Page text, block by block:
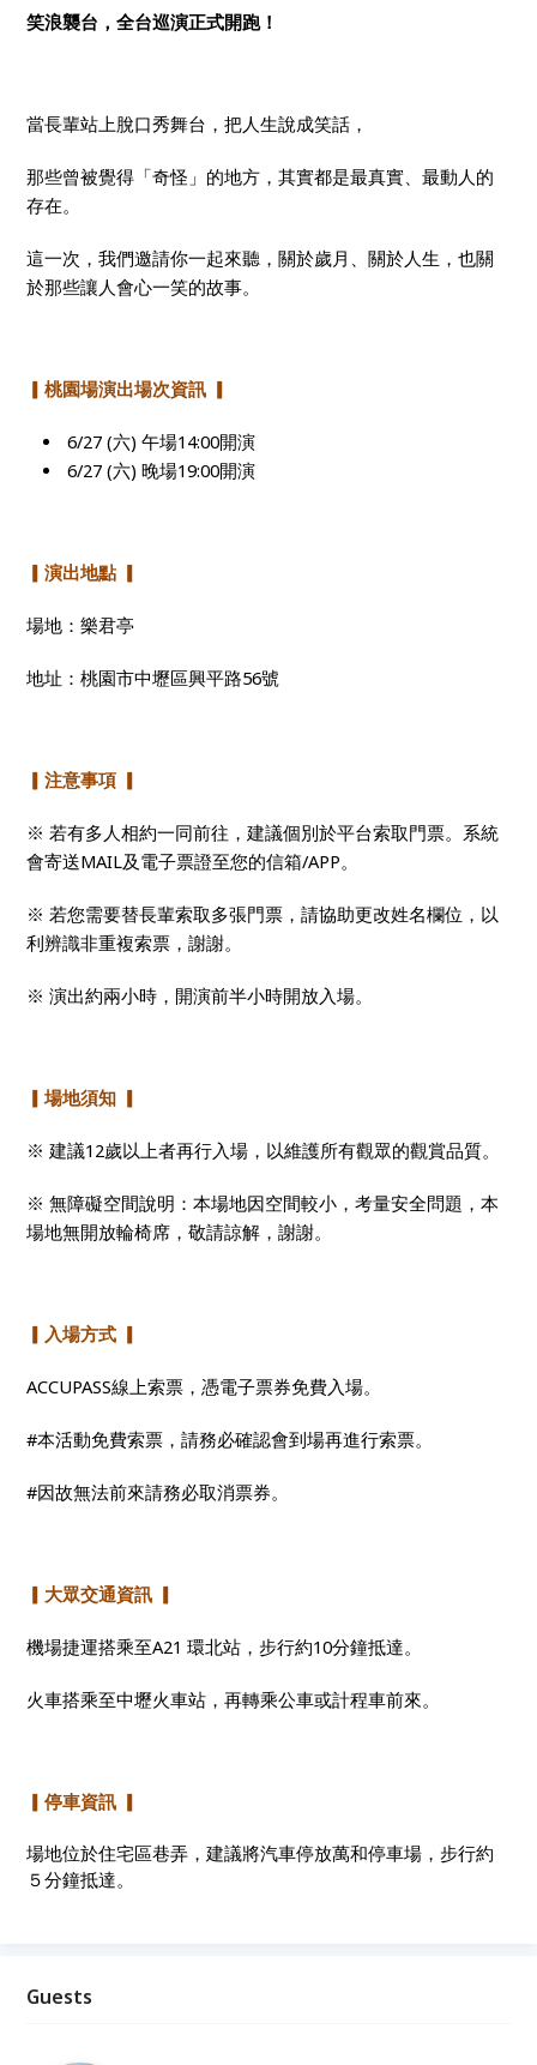
笑浪襲台，全台巡演正式開跑！
當長輩站上脫口秀舞台，把人生說成笑話，
那些曾被覺得「奇怪」的地方，其實都是最真實、最動人的
存在。
這一次，我們邀請你一起來聽，關於歲月、關於人生，也關
於那些讓人會心一笑的故事。
▎桃園場演出場次資訊 ▎
6/27 (六) 午場14:00開演
6/27 (六) 晚場19:00開演
▎演出地點 ▎
場地：樂君亭
地址：桃園市中壢區興平路56號
▎注意事項 ▎
※ 若有多人相約一同前往，建議個別於平台索取門票。系統
會寄送MAIL及電子票證至您的信箱/APP。
※ 若您需要替長輩索取多張門票，請協助更改姓名欄位，以
利辨識非重複索票，謝謝。
※ 演出約兩小時，開演前半小時開放入場。
▎場地須知 ▎
※ 建議12歲以上者再行入場，以維護所有觀眾的觀賞品質。
※無障礙空間說明：本場地因空間較小，考量安全問題，本
場地無開放輪椅席，敬請諒解，謝謝。
▎入場方式 ▎
ACCUPASS線上索票，憑電子票券免費入場。
#本活動免費索票，請務必確認會到場再進行索票。
#因故無法前來請務必取消票券。
▎大眾交通資訊 ▎
機場捷運搭乘至A21 環北站，步行約10分鐘抵達。
火車搭乘至中壢火車站，再轉乘公車或計程車前來。
▎停車資訊 ▎
場地位於住宅區巷弄，建議將汽車停放萬和停車場，步行約
５分鐘抵達。
Guests